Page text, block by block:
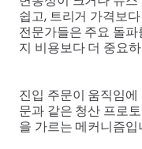
쉽고, 트리거 가격보
전문가들은 주요 돌
지 비용보다 더 중요
진입 주문이 움직임
문과 같은 청산 프로
을 가르는 메커니즘입